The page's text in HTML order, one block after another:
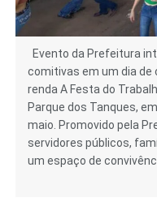
Evento da Prefeitura
comitivas em um dia de
renda A Festa do
Parque dos Tanques,
maio. Promovido pela
servidores públicos,
um espaço de